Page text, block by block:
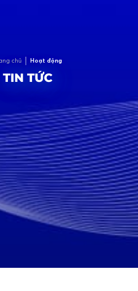
chủ Hoạt động
TIN TỨC